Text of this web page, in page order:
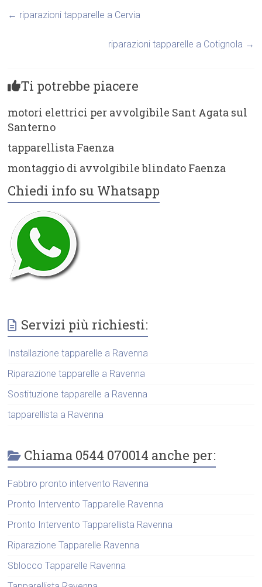
← riparazioni tapparelle a Cervia
riparazioni tapparelle a Cotignola →
Ti potrebbe piacere
motori elettrici per avvolgibile Sant Agata sul
Santerno
tapparellista Faenza
montaggio di avvolgibile blindato Faenza
Chiedi info su Whatsapp
Servizi più richiesti:
Installazione tapparelle a Ravenna
Riparazione tapparelle a Ravenna
Sostituzione tapparelle a Ravenna
tapparellista a Ravenna
Chiama 0544 070014 anche per:
Fabbro pronto intervento Ravenna
Pronto Intervento Tapparelle Ravenna
Pronto Intervento Tapparellista Ravenna
Riparazione Tapparelle Ravenna
Sblocco Tapparelle Ravenna